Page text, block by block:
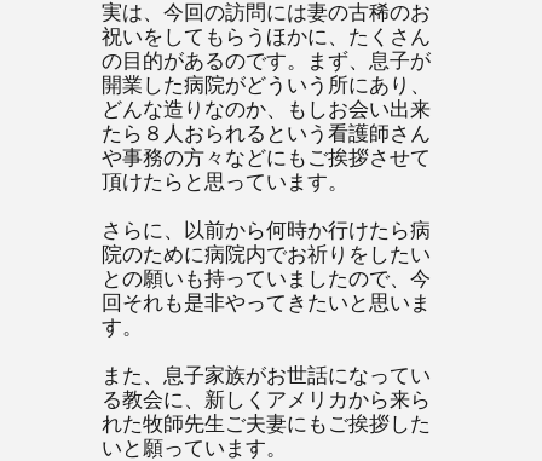
実は、今回の訪問には妻の古稀のお
祝いをしてもらうほかに、たくさん
の目的があるのです。まず、息子が
開業した病院がどういう所にあり、
どんな造りなのか、もしお会い出来
たら８人おられるという看護師さん
や事務の方々などにもご挨拶させて
頂けたらと思っています。
さらに、以前から何時か行けたら病
院のために病院内でお祈りをしたい
との願いも持っていましたので、今
回それも是非やってきたいと思いま
す。
また、息子家族がお世話になってい
る教会に、新しくアメリカから来ら
れた牧師先生ご夫妻にもご挨拶した
いと願っています。